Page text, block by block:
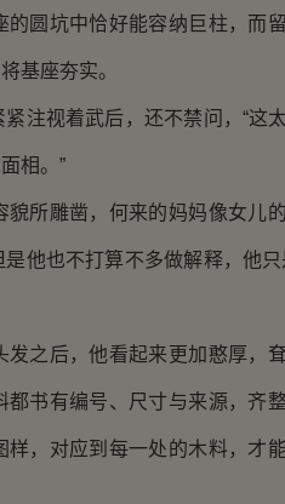
圆坑中恰好能容纳巨柱，而
基座夯实。
注视着武后，还不禁问，“这
相。”
所雕凿，何来的妈妈像女儿
他也不打算不多做解释，他只
之后，他看起来更加憨厚，
书有编号、尺寸与来源，齐
，对应到每一处的木料，才